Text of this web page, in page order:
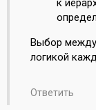
Выбор между
логикой
Ответить